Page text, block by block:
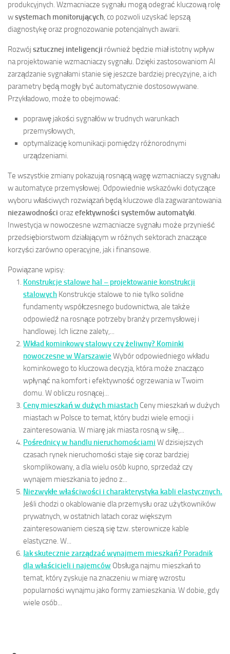
produkcyjnych. Wzmacniacze sygnału mogą odegrać kluczową rolę
wsystemach monitorujących, co pozwoli uzyskać lepszą
diagnostykę oraz prognozowanie potencjalnych awarii.
Rozwój sztucznej inteligencji również będzie miał istotny wpływ
na projektowanie wzmacniaczy sygnału. Dzięki zastosowaniom AI
zarządzanie sygnałami stanie się jeszcze bardziej precyzyjne, a ich
parametry będą mogły być automatycznie dostosowywane.
Przykładowo, może to obejmować:
poprawę jakości sygnałów w trudnych warunkach
przemysłowych,
optymalizację komunikacji pomiędzy różnorodnymi
urządzeniami.
Te wszystkie zmiany pokazują rosnącą wagę wzmacniaczy sygnału
w automatyce przemysłowej. Odpowiednie wskazówki dotyczące
wyboru właściwych rozwiązań będą kluczowe dla zagwarantowania
niezawodności orazefektywności systemów automatyki.
Inwestycja w nowoczesne wzmacniacze sygnału może przynieść
przedsiębiorstwom działającym w różnych sektorach znaczące
korzyści zarówno operacyjne, jak i finansowe.
Powiązane wpisy:
Konstrukcje stalowe hal – projektowanie konstrukcji
stalowych Konstrukcje stalowe to nie tylko solidne
fundamenty współczesnego budownictwa, ale także
odpowiedź na rosnące potrzeby branży przemysłowej i
handlowej. Ich liczne zalety,...
Wkład kominkowy stalowy czy żeliwny? Kominki
nowoczesne w Warszawie Wybór odpowiedniego wkładu
kominkowego to kluczowa decyzja, która może znacząco
wpłynąć na komfort i efektywność ogrzewania w Twoim
domu. W obliczu rosnącej...
Ceny mieszkań w dużych miastach Ceny mieszkań w dużych
miastach w Polsce to temat, który budzi wiele emocji i
zainteresowania. W miarę jak miasta rosną w siłę,...
Pośrednicy w handlu nieruchomościami W dzisiejszych
czasach rynek nieruchomości staje się coraz bardziej
skomplikowany, a dla wielu osób kupno, sprzedaż czy
wynajem mieszkania to jedno z...
Niezwykłe właściwości i charakterystyka kabli elastycznych.
Jeśli chodzi o okablowanie dla przemysłu oraz użytkowników
prywatnych, w ostatnich latach coraz większym
zainteresowaniem cieszą się tzw. sterownicze kable
elastyczne. W...
Jak skutecznie zarządzać wynajmem mieszkań? Poradnik
dla właścicieli i najemców Obsługa najmu mieszkań to
temat, który zyskuje na znaczeniu w miarę wzrostu
popularności wynajmu jako formy zamieszkania. W dobie, gdy
wiele osób...